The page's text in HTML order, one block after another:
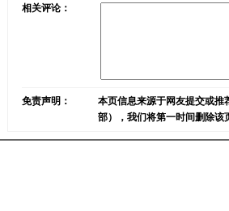
相关评论：
免责声明：
本页信息来源于网友提交或推
部），我们将第一时间删除该